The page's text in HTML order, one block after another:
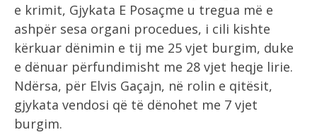
e krimit, Gjykata E Posaçme u tregua më e
ashpër sesa organi procedues, i cili kishte
kërkuar dënimin e tij me 25 vjet burgim, duke
e dënuar përfundimisht me 28 vjet heqje lirie.
Ndërsa, për Elvis Gaçajn, në rolin e qitësit,
gjykata vendosi që të dënohet me 7 vjet
burgim.